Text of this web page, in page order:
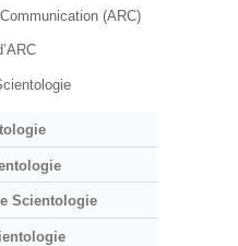
(ARC)
Scientologie